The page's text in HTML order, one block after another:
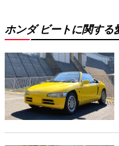
ホンダ ビートに関する